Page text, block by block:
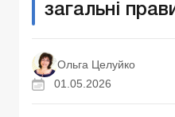
загальні
Ольга Целуйко
01.05.2026